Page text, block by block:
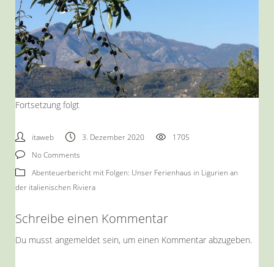
Fortsetzung folgt
itaweb 3. Dezember 2020
1705
No Comments
Abenteuerbericht mit Folgen: Unser Ferienhaus in Ligurien an
der italienischen Riviera
Schreibe einen Kommentar
Du musst angemeldet sein, um einen Kommentar abzugeben.